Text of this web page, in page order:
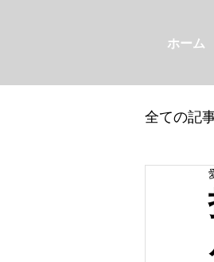
ホーム
全ての記